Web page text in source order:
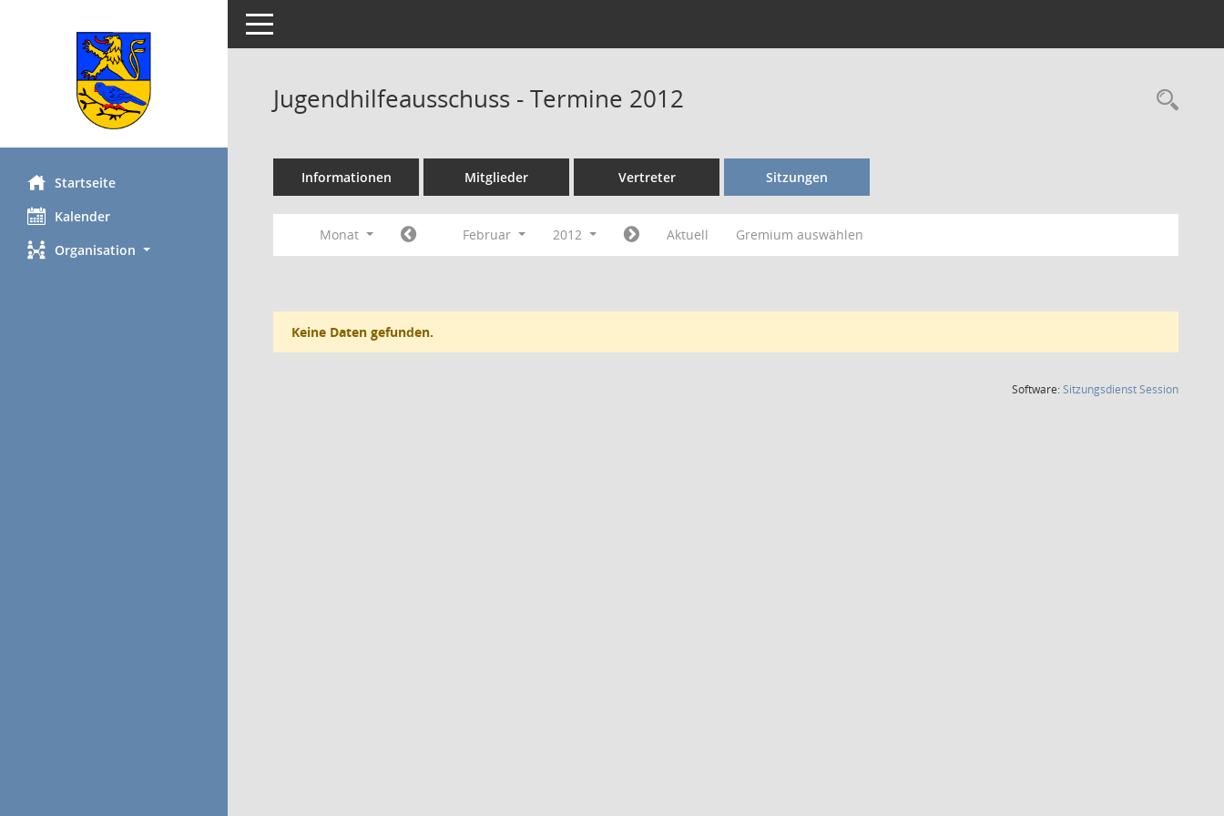
Startseite
Kalender
Organisation
Toggle navigation
Jugendhilfeausschuss - Termine 2012
Informationen Mitglieder Vertreter Sitzungen
Monat Februar 2012 Aktuell Gremium auswählen
Keine Daten gefunden.
Software:SitzungsdienstSession(Wird in